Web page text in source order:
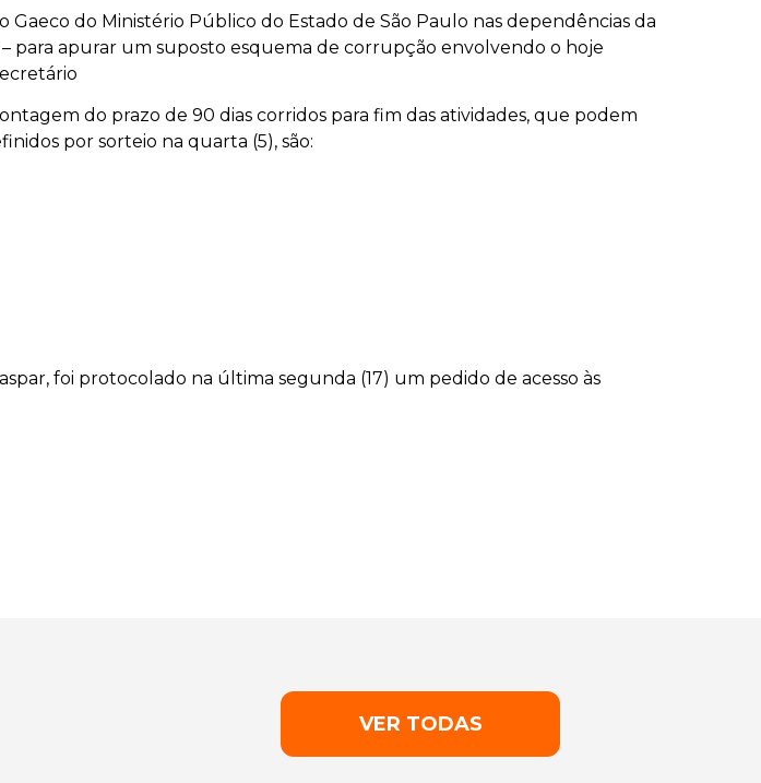
do Ministério Público do Estado de São Paulo nas dependências da
para apurar um suposto esquema de corrupção envolvendo o hoje
do prazo de 90 dias corridos para fim das atividades, que podem
por sorteio na quarta (5), são:
foi protocolado na última segunda (17) um pedido de acesso às
VER TODAS